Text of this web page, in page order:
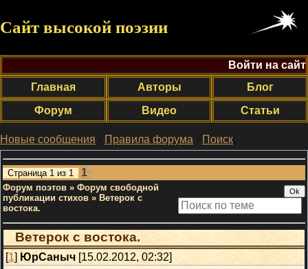
Сайт высокой поэзии
Войти на сайт
Главная
Авторы
Блог
Форум
Видео Статьи
Новые сообщения · Правила форума · Поиск;
Страница 1 из 1 1
Форум поэтов » Форум свободной
публикации стихов » Ветерок с
востока.
Ветерок с востока.
[1] ЮрСаныч [15.02.2012, 02:32]